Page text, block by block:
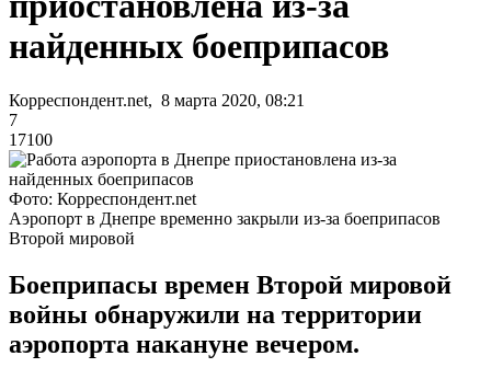
найденных боеприпасов
Корреспондент.net, 8 марта 2020, 08:21
7
17100
Фото: Корреспондент.net
Аэропорт в Днепре временно закрыли из-за боеприпасов
Второй мировой
Боеприпасы времен Второй мировой
войны обнаружили на территории
аэропорта накануне вечером.